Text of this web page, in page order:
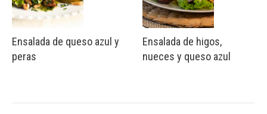
Ensalada de queso azul y
peras
Ensalada de higos,
nueces y queso azul